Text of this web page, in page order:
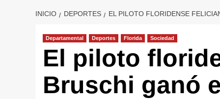
INICIO DEPORTES EL PILOTO FLORIDENSE
Departamental Deportes Florida Sociedad
El piloto
Bruschi ganó